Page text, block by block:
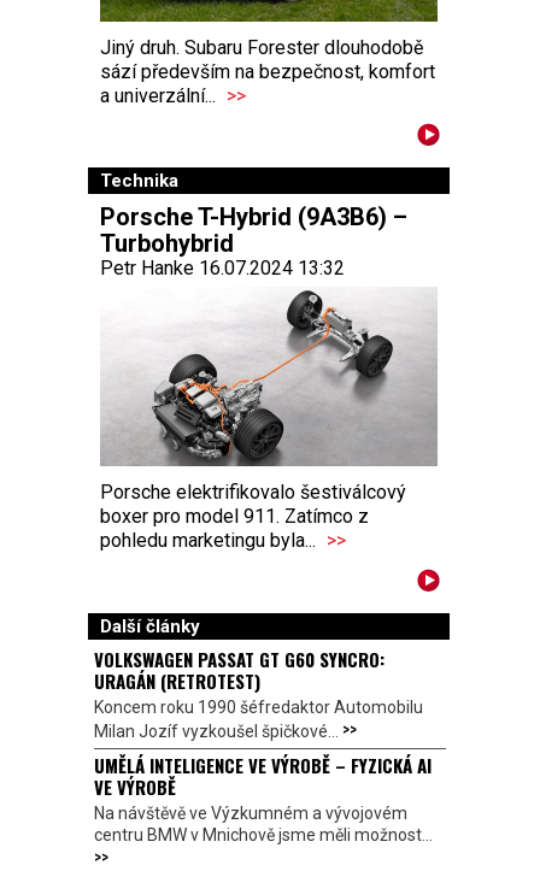
Jiný druh. Subaru Forester dlouhodobě
sází především na bezpečnost, komfort
a univerzální... >>
Technika
Porsche T-Hybrid (9A3B6) –
Turbohybrid
Petr Hanke 16.07.2024 13:32
Porsche elektrifikovalo šestiválcový
boxer pro model 911. Zatímco z
pohledu marketingu byla... >>
Další články
VOLKSWAGEN PASSAT GT G60 SYNCRO:
URAGÁN (RETROTEST)
Koncem roku 1990 šéfredaktor Automobilu
Milan Jozíf vyzkoušel špičkové... >>
UMĚLÁ INTELIGENCE VE VÝROBĚ – FYZICKÁ AI
VE VÝROBĚ
Na návštěvě ve Výzkumném a vývojovém
centru BMW v Mnichově jsme měli možnost...
>>